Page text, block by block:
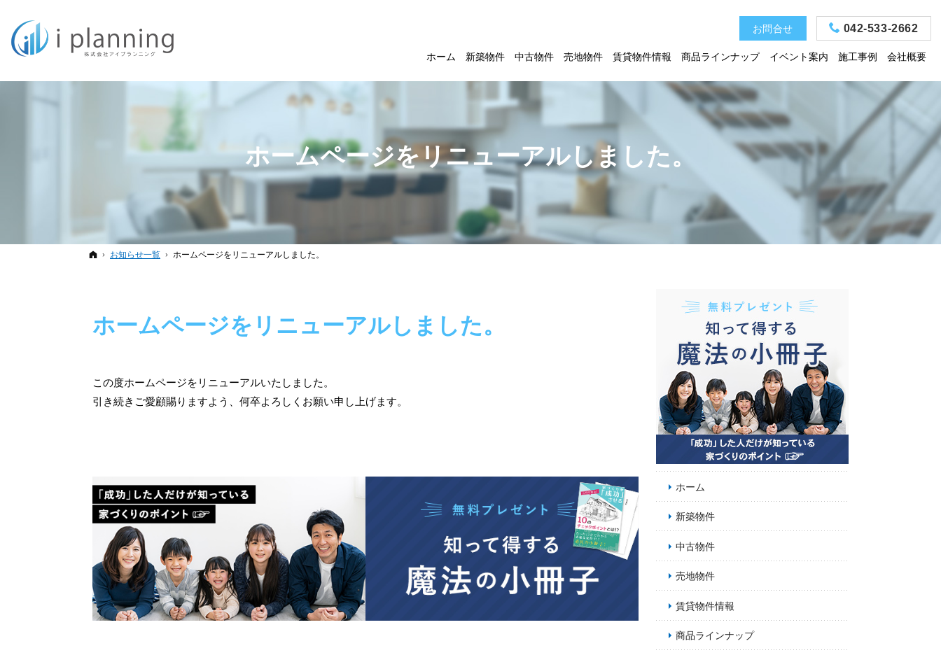
ホームページをリニューアルしました。
ホーム
お知らせ一覧 ホームページをリニューアルしました。
ホームページをリニューアルしました。
この度ホームページをリニューアルいたしました。
引き続きご愛顧賜りますよう、何卒よろしくお願い申し上げます。
ホーム
新築物件
中古物件
売地物件
賃貸物件情報
商品ラインナップ
ホーム 新築物件 中古物件 売地物件 賃貸物件情報 商品ラインナップ イベント案内 施工事例 会社概要
お問合せ 042-533-2662